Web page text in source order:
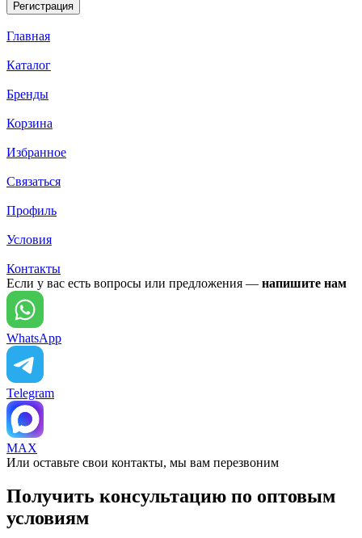
Главная
Каталог
Бренды
Корзина
Избранное
Связаться
Профиль
Условия
Контакты
Если у вас есть вопросы или предложения — напишите нам
WhatsApp
Telegram
MAX
Или оставьте свои контакты, мы вам перезвоним
Получить консультацию по оптовым
условиям